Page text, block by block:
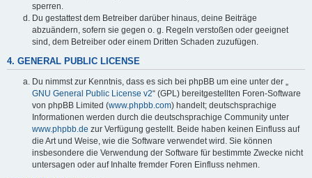
sperren.
Du gestattest dem Betreiber darüber hinaus, deine Beiträge
abzuändern, sofern sie gegen o. g. Regeln verstoßen oder geeignet
sind, dem Betreiber oder einem Dritten Schaden zuzufügen.
4. GENERAL PUBLIC LICENSE
Du nimmst zur Kenntnis, dass es sich bei phpBB um eine unter der „
GNU General Public License v2“ (GPL) bereitgestellten Foren-Software
von phpBB Limited (www.phpbb.com) handelt; deutschsprachige
Informationen werden durch die deutschsprachige Community unter
www.phpbb.de zur Verfügung gestellt. Beide haben keinen Einfluss auf
die Art und Weise, wie die Software verwendet wird. Sie können
insbesondere die Verwendung der Software für bestimmte Zwecke nicht
untersagen oder auf Inhalte fremder Foren Einfluss nehmen.